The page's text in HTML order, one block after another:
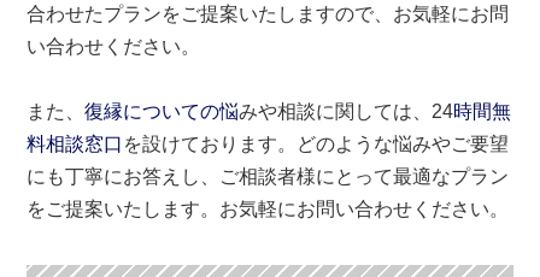
合わせたプランをご提案いたしますので、お気軽にお問
い合わせください。
また、復縁についての悩みや相談に関しては、24時間無
料相談窓口 を設けております。どのような悩みやご要望
にも丁寧にお答えし、ご相談者様にとって最適なプラン
をご提案いたします。お気軽にお問い合わせください。